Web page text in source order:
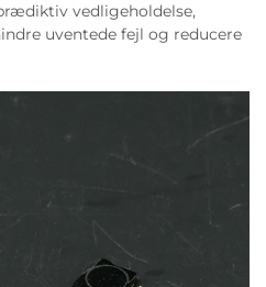
vedligeholdelse,
uventede fejl og reducere